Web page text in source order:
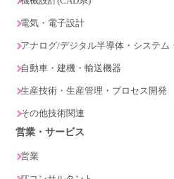
電気・電子設計
アナログ/デジタル半導体・システム
自動車・建機・輸送機器
生産技術・生産管理・プロセス開発
その他技術関連
営業・サービス
営業